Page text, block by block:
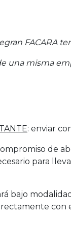
FACARA
una misma
: enviar
de
para
bajo
con